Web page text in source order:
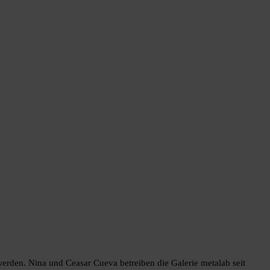
Nina und Ceasar Cueva betreiben die Galerie metalab seit